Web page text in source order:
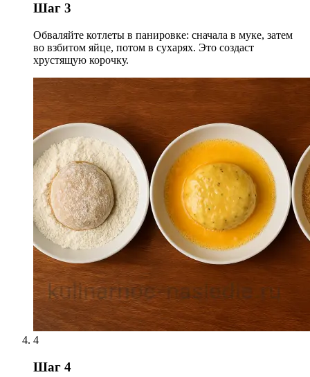
Шаг 3
Обваляйте котлеты в панировке: сначала в муке, затем
во взбитом яйце, потом в сухарях. Это создаст
хрустящую корочку.
4
Шаг 4